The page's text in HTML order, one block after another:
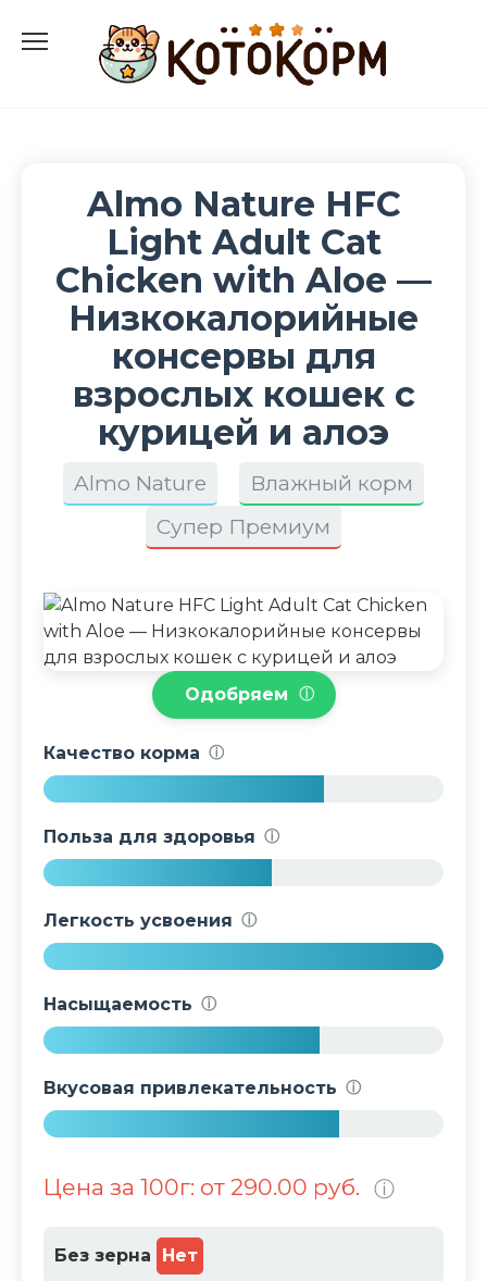
содержанию
Almo Nature HFC
Light Adult Cat
Chicken with Aloe —
Низкокалорийные
консервы для
взрослых кошек с
курицей и алоэ
Almo Nature
Влажный корм
Супер Премиум
Одобряем ⓘ
Качество корма ⓘ
Польза для здоровья ⓘ
Легкость усвоения ⓘ
1
Насыщаемость ⓘ
Вкусовая привлекательность ⓘ
Цена за 100г: от 290.00 руб. ⓘ
Без зерна Нет